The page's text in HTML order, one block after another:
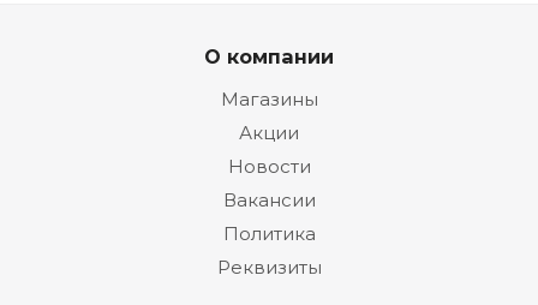
О компании
Магазины
Акции
Новости
Вакансии
Политика
Реквизиты